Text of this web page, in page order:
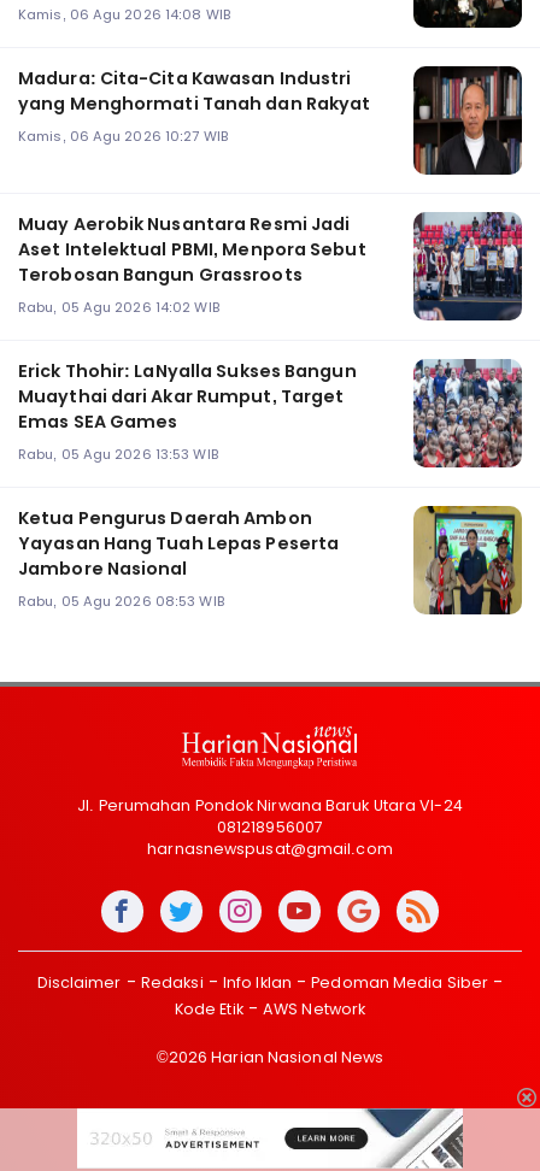
Kamis, 06 Agu 2026 14:08 WIB
Madura: Cita-Cita Kawasan Industri
yang Menghormati Tanah dan Rakyat
Kamis, 06 Agu 2026 10:27 WIB
Muay Aerobik Nusantara Resmi Jadi
Aset Intelektual PBMI, Menpora Sebut
Terobosan Bangun Grassroots
Rabu, 05 Agu 2026 14:02 WIB
Erick Thohir: LaNyalla Sukses Bangun
Muaythai dari Akar Rumput, Target
Emas SEA Games
Rabu, 05 Agu 2026 13:53 WIB
Ketua Pengurus Daerah Ambon
Yayasan Hang Tuah Lepas Peserta
Jambore Nasional
Rabu, 05 Agu 2026 08:53 WIB
Jl. Perumahan Pondok Nirwana Baruk Utara VI-24
081218956007
harnasnewspusat@gmail.com
Disclaimer Redaksi Info Iklan
Pedoman Media Siber
Kode Etik
AWS Network
©2026 Harian Nasional News